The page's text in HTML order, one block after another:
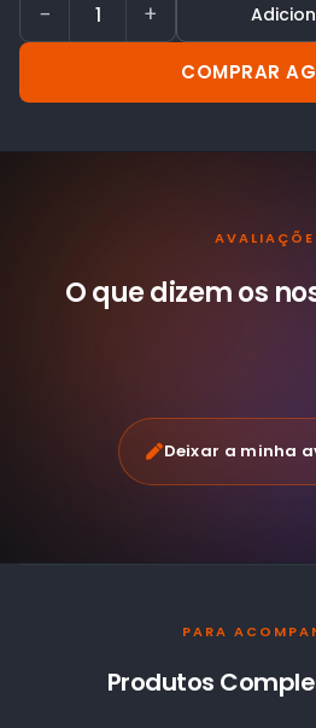
− +
COMPRAR
O que dizem os
Deixar a minha
PARA
Produtos